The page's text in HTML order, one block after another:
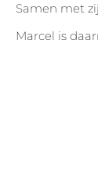
Samen met
Marcel is